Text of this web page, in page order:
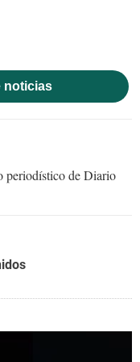
noticias
periodístico de Diario